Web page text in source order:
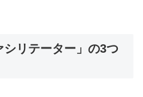
リテーター」の3つ